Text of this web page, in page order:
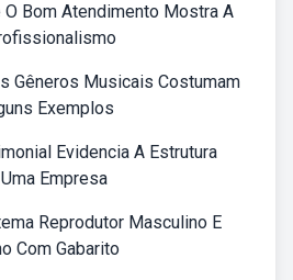
O Bom Atendimento Mostra A
Gêneros Musicais Costumam
Exemplos
Evidencia A Estrutura
Empresa
Reprodutor Masculino E
Com Gabarito